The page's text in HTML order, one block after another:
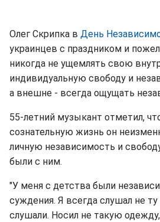
Олег Скрипка в День
украинцев с праздником и
никогда не ущемлять свою
индивидуальную свободу и
а внешне - всегда ощущать
55-летний музыкант отметил,
сознательную жизнь он
личную независимость и
были с ним.
"У меня с детства были
суждения. Я всегда слушал не
слушали. Носил не такую